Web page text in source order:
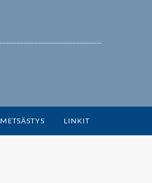
METSÄSTYS LINKIT